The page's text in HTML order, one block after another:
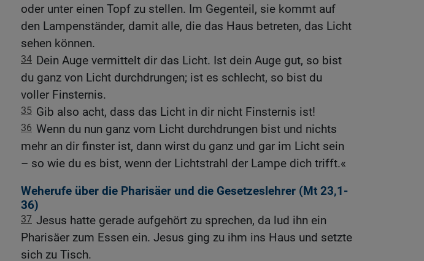
oder unter einen Topf zu stellen. Im Gegenteil, sie kommt auf
den Lampenständer, damit alle, die das Haus betreten, das Licht
sehen können.
34 Dein Auge vermittelt dir das Licht. Ist dein Auge gut, so bist
du ganz von Licht durchdrungen; ist es schlecht, so bist du
voller Finsternis.
35 Gib also acht, dass das Licht in dir nicht Finsternis ist!
36 Wenn du nun ganz vom Licht durchdrungen bist und nichts
mehr an dir finster ist, dann wirst du ganz und gar im Licht sein
– so wie du es bist, wenn der Lichtstrahl der Lampe dich trifft.«
Weherufe über die Pharisäer und die Gesetzeslehrer (Mt 23,1-
36)
37 Jesus hatte gerade aufgehört zu sprechen, da lud ihn ein
Pharisäer zum Essen ein. Jesus ging zu ihm ins Haus und setzte
sich zu Tisch.